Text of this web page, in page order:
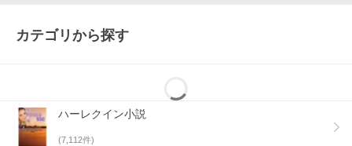
カテゴリから探す
ハーレクイン小説
(7,112件)